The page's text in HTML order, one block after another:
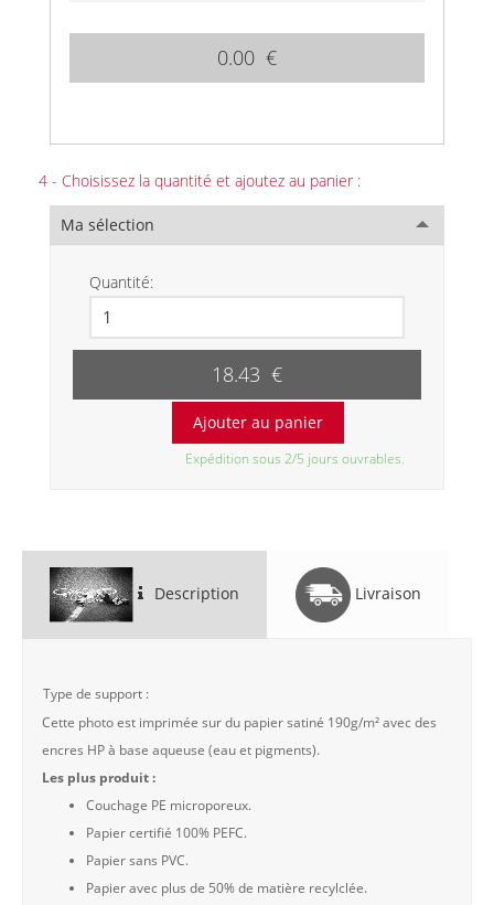
0.00 €
4 - Choisissez la quantité et ajoutez au panier :
Ma sélection
Quantité:
18.43 €
Expédition sous 2/5 jours ouvrables.
Description Livraison
Type de support :
Cette photo est imprimée sur du papier satiné 190g/m² avec des
encres HP à base aqueuse (eau et pigments).
Les plus produit :
Couchage PE microporeux.
Papier certifié 100% PEFC.
Papier sans PVC.
Papier avec plus de 50% de matière recylclée.